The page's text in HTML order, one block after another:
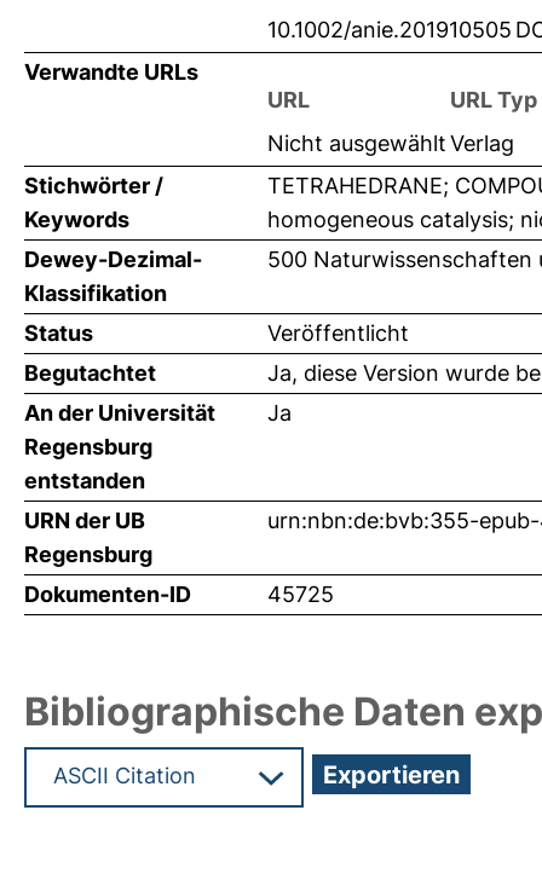
10.1002/anie.201910505
Verwandte URLs
URL
URL Typ
Nicht ausgewähltVerlag
Stichwörter /
Keywords
TETRAHEDRANE;
homogeneous catalysis;
Dewey-Dezimal-
Klassifikation
500 Naturwissenschaften
Status
Veröffentlicht
Begutachtet
Ja, diese Version wurde
An der Universität
Regensburg
entstanden
Ja
URN der UB
Regensburg
urn:nbn:de:bvb:355-
Dokumenten-ID 45725
Bibliographische Daten